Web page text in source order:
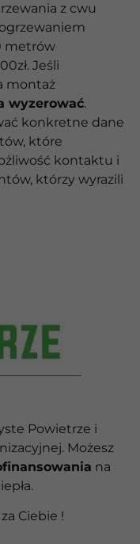
z cwu
metrów
Jeśli
montaż
wyzerować.
konkretne dane
które
kontaktu i
którzy wyrazili
Powietrze i
Możesz
na
Ciebie !